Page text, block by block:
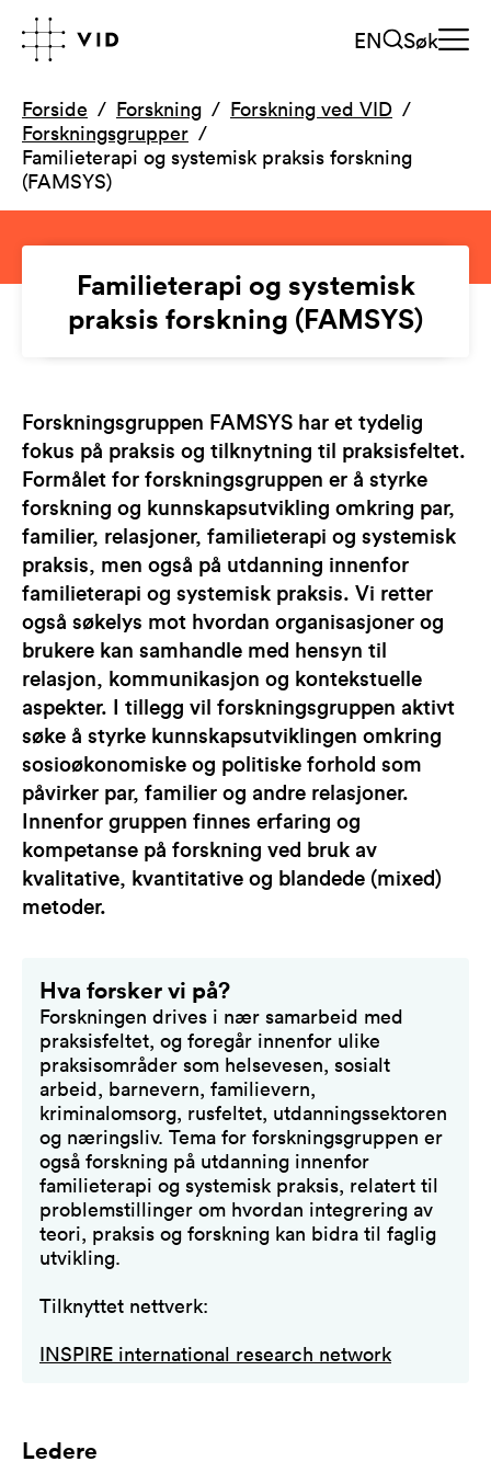
EN Søk
Forside Forskning
Forskning ved VID
Forskningsgrupper
Familieterapi og systemisk praksis forskning
(FAMSYS)
Familieterapi og systemisk
praksis forskning (FAMSYS)
Forskningsgruppen FAMSYS har et tydelig
fokus på praksis og tilknytning til praksisfeltet.
Formålet for forskningsgruppen er å styrke
forskning og kunnskapsutvikling omkring par,
familier, relasjoner, familieterapi og systemisk
praksis, men også på utdanning innenfor
familieterapi og systemisk praksis. Vi retter
også søkelys mot hvordan organisasjoner og
brukere kan samhandle med hensyn til
relasjon, kommunikasjon og kontekstuelle
aspekter. I tillegg vil forskningsgruppen aktivt
søke å styrke kunnskapsutviklingen omkring
sosioøkonomiske og politiske forhold som
påvirker par, familier og andre relasjoner.
Innenfor gruppen finnes erfaring og
kompetanse på forskning ved bruk av
kvalitative, kvantitative og blandede (mixed)
metoder.
Hva forsker vi på?
Forskningen drives i nær samarbeid med
praksisfeltet, og foregår innenfor ulike
praksisområder som helsevesen, sosialt
arbeid, barnevern, familievern,
kriminalomsorg, rusfeltet, utdanningssektoren
og næringsliv. Tema for forskningsgruppen er
også forskning på utdanning innenfor
familieterapi og systemisk praksis, relatert til
problemstillinger om hvordan integrering av
teori, praksis og forskning kan bidra til faglig
utvikling.
Tilknyttet nettverk:
INSPIRE international research network
Ledere